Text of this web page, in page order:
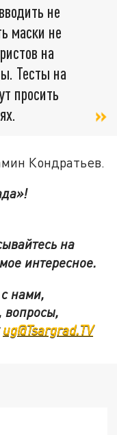
не
маски не
на
Тесты на
просить
Кондратьев.
на
интересное.
нами,
вопросы,
ug@Tsargrad.TV